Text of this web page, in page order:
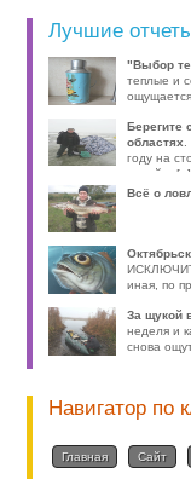
Лучшие
"Выбор
теплые и
Берегите
областях
году на
волей-н [..]
Всё о
иная, по
За щукой
неделя и
снова
Навигатор по
Главная Сайт